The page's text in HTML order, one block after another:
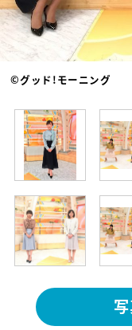
©グッド!モーニング